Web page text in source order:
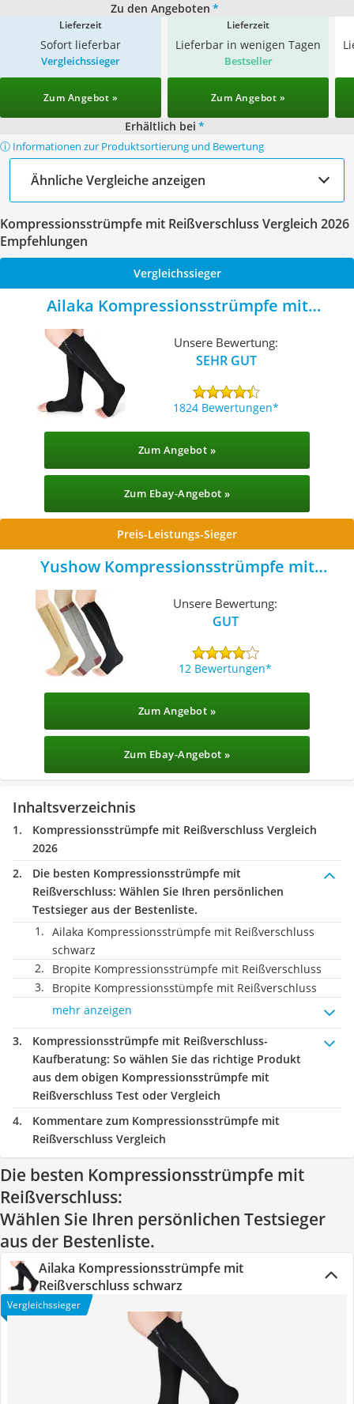
Zu den Angeboten *
Lieferzeit
Sofort lieferbar
Lieferzeit
Lieferbar in wenigen Tagen
Vergleichssieger
Zum Angebot »
Bestseller
Zum Angebot »
Erhältlich bei *
ⓘ Informationen zur Produktsortierung und Bewertung
Ähnliche Vergleiche anzeigen
Kompressionsstrümpfe mit Reißverschluss Vergleich 2026
Empfehlungen
Vergleichssieger
Ailaka Kompressionsstrümpfe mit
Reißverschluss schwarz
Unsere Bewertung:
SEHR GUT
1824 Bewertungen
Zum Angebot »
Zum Ebay-Angebot »
Preis-Leistungs-Sieger
Yushow Kompressionsstrümpfe mit
Unsere Bewertung:
GUT
12 Bewertungen
Zum Angebot »
Zum Ebay-Angebot »
Inhaltsverzeichnis
Kompressionsstrümpfe mit Reißverschluss Vergleich
2026
Die besten Kompressionsstrümpfe mit
Reißverschluss: Wählen Sie Ihren persönlichen
Testsieger aus der Bestenliste.
Ailaka Kompressionsstrümpfe mit Reißverschluss
schwarz
Bropite Kompressionsstrümpfe mit Reißverschluss
Bropite Kompressionsstümpfe mit Reißverschluss
mehr anzeigen
Kompressionsstrümpfe mit Reißverschluss-
Kaufberatung: So wählen Sie das richtige Produkt
aus dem obigen Kompressionsstrümpfe mit
Reißverschluss Test oder Vergleich
Kommentare zum Kompressionsstrümpfe mit
Reißverschluss Vergleich
Die besten Kompressionsstrümpfe mit
Reißverschluss:
Wählen Sie Ihren persönlichen Testsieger
aus der Bestenliste.
Ailaka Kompressionsstrümpfe mit
Reißverschluss schwarz
Vergleichssieger